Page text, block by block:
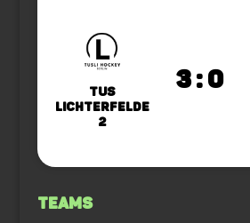
TuS
Lichterfelde
2
3 : 0
Teams